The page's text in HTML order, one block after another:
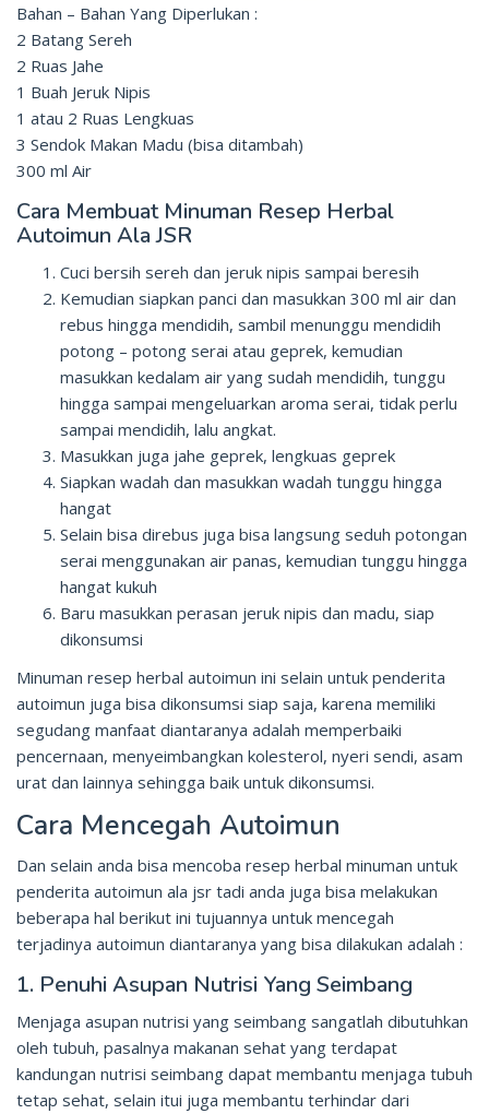
Bahan – Bahan Yang Diperlukan :
2 Batang Sereh
2 Ruas Jahe
1 Buah Jeruk Nipis
1 atau 2 Ruas Lengkuas
3 Sendok Makan Madu (bisa ditambah)
300 ml Air
Cara Membuat Minuman Resep Herbal
Autoimun Ala JSR
Cuci bersih sereh dan jeruk nipis sampai beresih
Kemudian siapkan panci dan masukkan 300 ml air dan
rebus hingga mendidih, sambil menunggu mendidih
potong – potong serai atau geprek, kemudian
masukkan kedalam air yang sudah mendidih, tunggu
hingga sampai mengeluarkan aroma serai, tidak perlu
sampai mendidih, lalu angkat.
Masukkan juga jahe geprek, lengkuas geprek
Siapkan wadah dan masukkan wadah tunggu hingga
hangat
Selain bisa direbus juga bisa langsung seduh potongan
serai menggunakan air panas, kemudian tunggu hingga
hangat kukuh
Baru masukkan perasan jeruk nipis dan madu, siap
dikonsumsi
Minuman resep herbal autoimun ini selain untuk penderita
autoimun juga bisa dikonsumsi siap saja, karena memiliki
segudang manfaat diantaranya adalah memperbaiki
pencernaan, menyeimbangkan kolesterol, nyeri sendi, asam
urat dan lainnya sehingga baik untuk dikonsumsi.
Cara Mencegah Autoimun
Dan selain anda bisa mencoba resep herbal minuman untuk
penderita autoimun ala jsr tadi anda juga bisa melakukan
beberapa hal berikut ini tujuannya untuk mencegah
terjadinya autoimun diantaranya yang bisa dilakukan adalah :
1. Penuhi Asupan Nutrisi Yang Seimbang
Menjaga asupan nutrisi yang seimbang sangatlah dibutuhkan
oleh tubuh, pasalnya makanan sehat yang terdapat
kandungan nutrisi seimbang dapat membantu menjaga tubuh
tetap sehat, selain itui juga membantu terhindar dari